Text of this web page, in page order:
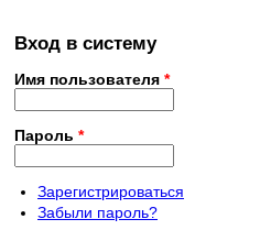
Вход в систему
Имя пользователя *
Пароль *
Зарегистрироваться
Забыли пароль?